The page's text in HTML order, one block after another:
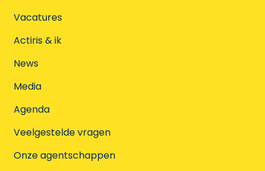
Vacatures
Actiris & ik
News
Media
Agenda
Veelgestelde vragen
Onze agentschappen